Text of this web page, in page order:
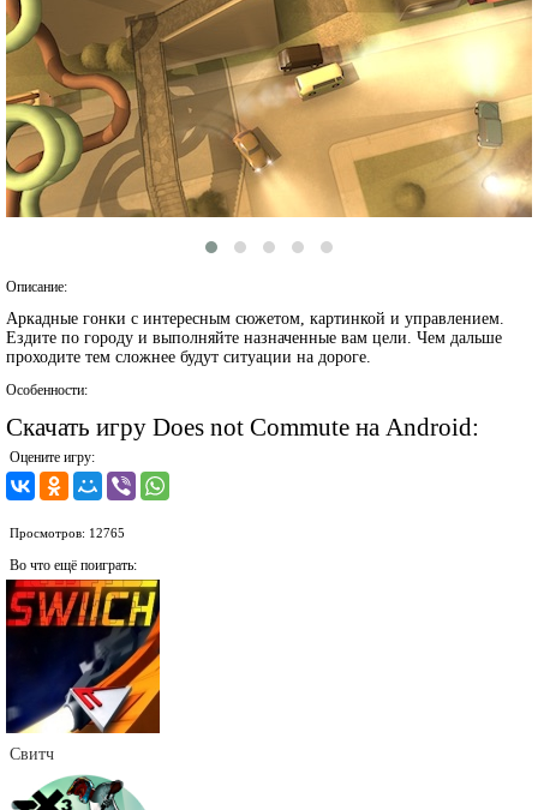
Описание:
Аркадные гонки с интересным сюжетом, картинкой и управлением.
Ездите по городу и выполняйте назначенные вам цели. Чем дальше
проходите тем сложнее будут ситуации на дороге.
Особенности:
Скачать игру Does not Commute на Android:
Оцените игру:
Просмотров: 12765
Во что ещё поиграть:
Свитч